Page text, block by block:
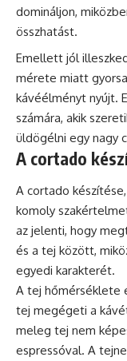
domináljon,
összhatást.
Emellett jól
mérete miatt
kávéélményt nyújt.
számára, akik
üldögélni egy nagy
A cortado
A cortado
komoly
az jelenti, hogy
és a tej között,
egyedi karakterét.
A tej hőmérséklete
tej megégeti a
meleg tej nem
espressóval. A